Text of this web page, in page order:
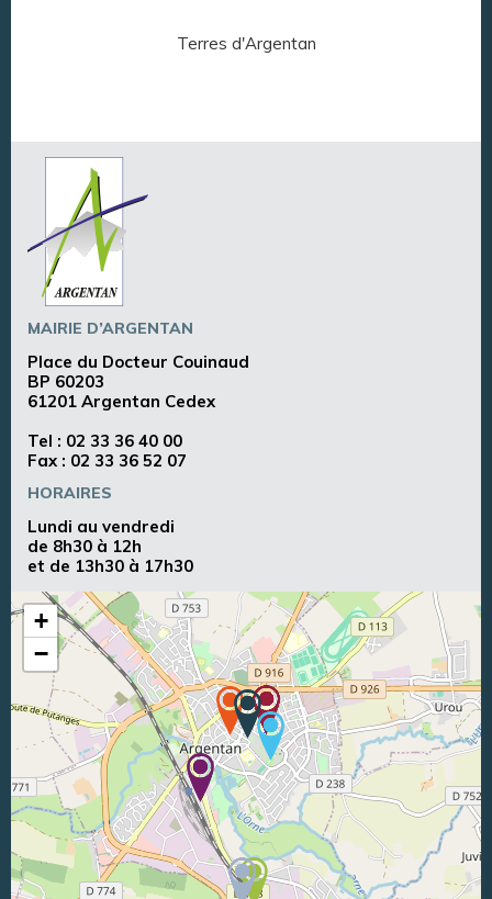
Terres d'Argentan
MAIRIE D’ARGENTAN
Place du Docteur Couinaud
BP 60203
61201 Argentan Cedex
Tel : 02 33 36 40 00
Fax : 02 33 36 52 07
HORAIRES
Lundi au vendredi
de 8h30 à 12h
et de 13h30 à 17h30
+
−